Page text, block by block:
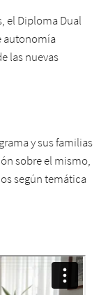
el Diploma Dual
autonomía
las nuevas
y sus familias
sobre el mismo,
según temática